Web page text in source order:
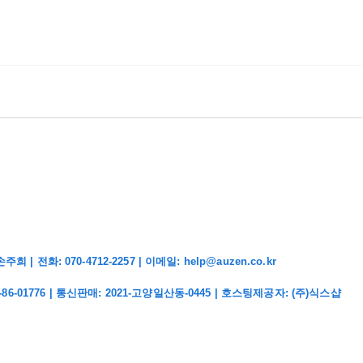
주희 | 전화: 070-4712-2257 | 이메일: help@auzen.co.kr
01776 | 통신판매: 2021-고양일산동-0445 | 호스팅제공자: (주)식스샵